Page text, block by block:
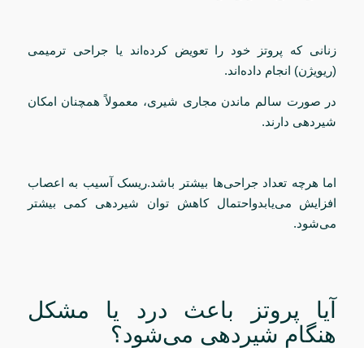
زنانی که پروتز خود را تعویض کرده‌اند یا جراحی ترمیمی
(ریویژن) انجام داده‌اند.
در صورت سالم ماندن مجاری شیری، معمولاً همچنان امکان
شیردهی دارند.
اما هرچه تعداد جراحی‌ها بیشتر باشد.ریسک آسیب به اعصاب
افزایش می‌یابدواحتمال کاهش توان شیردهی کمی بیشتر
می‌شود.
آیا پروتز باعث درد یا مشکل
هنگام شیردهی می‌شود؟